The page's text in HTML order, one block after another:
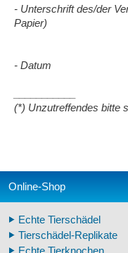
- Unterschrift des/der
Papier)
- Datum
(*) Unzutreffendes bitte
Online-Shop
Echte Tierschädel
Tierschädel-Replikate
Echte Tierknochen